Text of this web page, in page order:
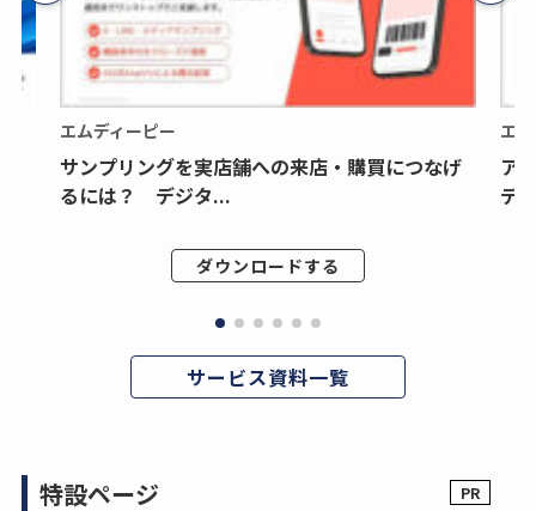
エムディーピー
サンプリングを実店舗への来店・購買につなげ
るには？ デジタ...
ダウンロードする
エ
ア
デ
サービス資料一覧
特設ページ